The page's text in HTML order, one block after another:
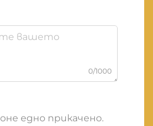
0/1000
едно прикачено.